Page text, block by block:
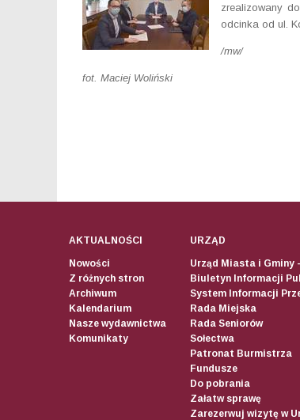
zrealizowany
odcinka od ul.
/mw/
fot. Maciej Woliński
AKTUALNOŚCI
Nowości
Z różnych stron
Archiwum
Kalendarium
Nasze wydawnictwa
Komunikaty
URZĄD
Urząd Miasta i Gminy
Biuletyn Informacji
System Informacji
Rada Miejska
Rada Seniorów
Sołectwa
Patronat Burmistrza
Fundusze
Do pobrania
Załatw sprawę
Zarezerwuj wizytę w